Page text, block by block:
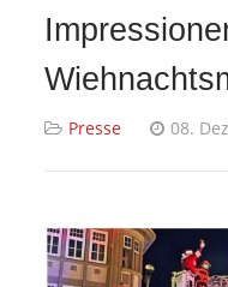
Presse 08.